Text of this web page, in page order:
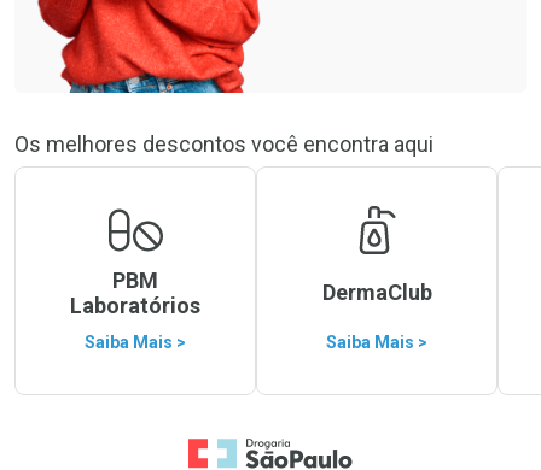
Os melhores descontos você encontra aqui
PBM
Laboratórios
Saiba Mais >
DermaClub
Saiba Mais >
Ir para a Home